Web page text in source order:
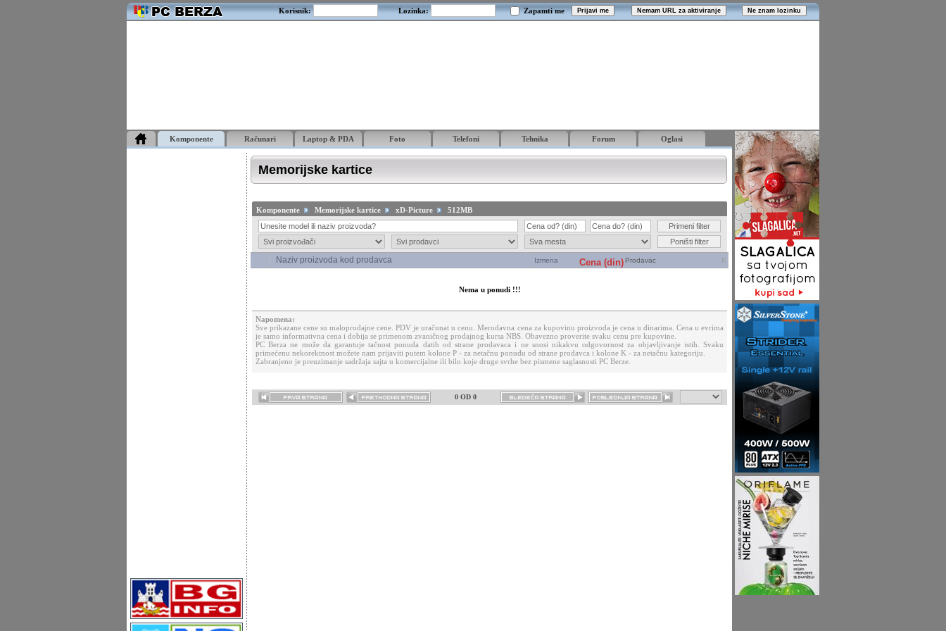
Korisnik: Lozinka: Zapamti me
Komponente Računari Laptop & PDA Foto Telefoni Tehnika Forum Oglasi
Memorijske kartice
Komponente Memorijske kartice xD-Picture 512MB
Naziv proizvoda kod prodavca Izmena Cena (din) Prodavac K
Nema u ponudi !!!
Napomena:
Sve prikazane cene su maloprodajne cene. PDV je uračunat u cenu. Merodavna cena za kupovinu proizvoda je cena u dinarima. Cena u evrima
je samo informativna cena i dobija se primenom zvaničnog prodajnog kursa NBS. Obavezno proverite svaku cenu pre kupovine.
PC Berza ne može da garantuje tačnost ponuda datih od strane prodavaca i ne snosi nikakvu odgovornost za objavljivanje istih. Svaku
primećenu nekorektnost možete nam prijaviti putem kolone P - za netačnu ponudu od strane prodavca i kolone K - za netačnu kategoriju.
Zabranjeno je preuzimanje sadržaja sajta u komercijalne ili bilo koje druge svrhe bez pismene saglasnosti PC Berze.
0 OD 0